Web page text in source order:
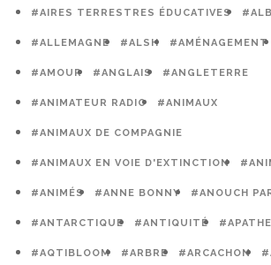
#AIRES TERRESTRES ÉDUCATIVES
#ALLEMAGNE #ALSH #AMÉNAGEMENT
#AMOUR #ANGLAIS #ANGLETERRE
#ANIMATEUR RADIO #ANIMAUX
#ANIMAUX DE COMPAGNIE
#ANIMAUX EN VOIE D'EXTINCTION
#ANIMÉS #ANNE BONNY #ANOUCH
#ANTARCTIQUE #ANTIQUITÉ
#AQTIBLOOM #ARBRE #ARCACHON